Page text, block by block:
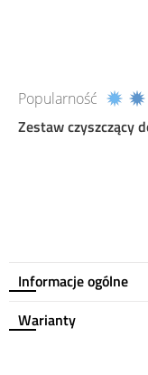
Popularność
Zestaw czyszczący
Informacje ogólne
Warianty